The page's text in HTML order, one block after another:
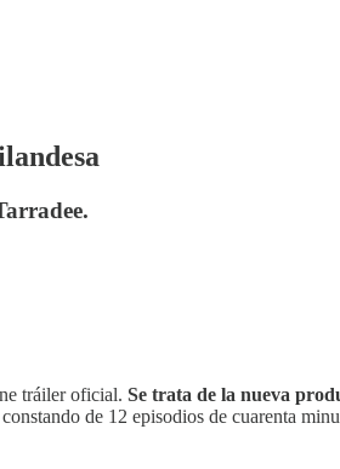
tráiler oficial. Se trata de la nueva
de 12 episodios de cuarenta